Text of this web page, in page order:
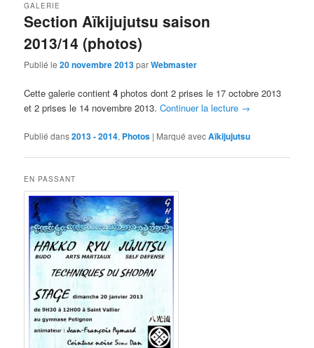
Section Aïkijujutsu saison
2013/14 (photos)
GALERIE
Publié le20 novembre 2013parWebmaster
Cette galerie contient4 photos dont 2 prises le 17 octobre 2013
et 2 prises le 14 novembre 2013.Continuer la lecture →
Publié dans2013 - 2014, Photos | Marqué avecAïkijujutsu
EN PASSANT